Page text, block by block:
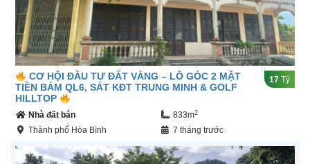
CƠ HỘI ĐẦU TƯ ĐẤT VÀNG – LÔ GÓC 2 MẶT
TIỀN BÁM QL6, SÁT KĐT TRUNG MINH & GOLF
HILLTOP
17 Tỷ
Nhà đất bán 833m2
Thành phố Hòa Bình 7 tháng trước